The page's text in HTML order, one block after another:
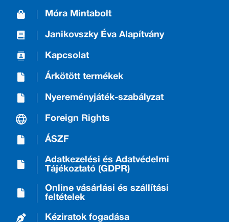
Móra Mintabolt
Janikovszky Éva Alapítvány
Kapcsolat
Árkötött termékek
Nyereményjáték-szabályzat
Foreign Rights
ÁSZF
Adatkezelési és Adatvédelmi
Tájékoztató (GDPR)
Online vásárlási és szállítási
feltételek
Kéziratok fogadása